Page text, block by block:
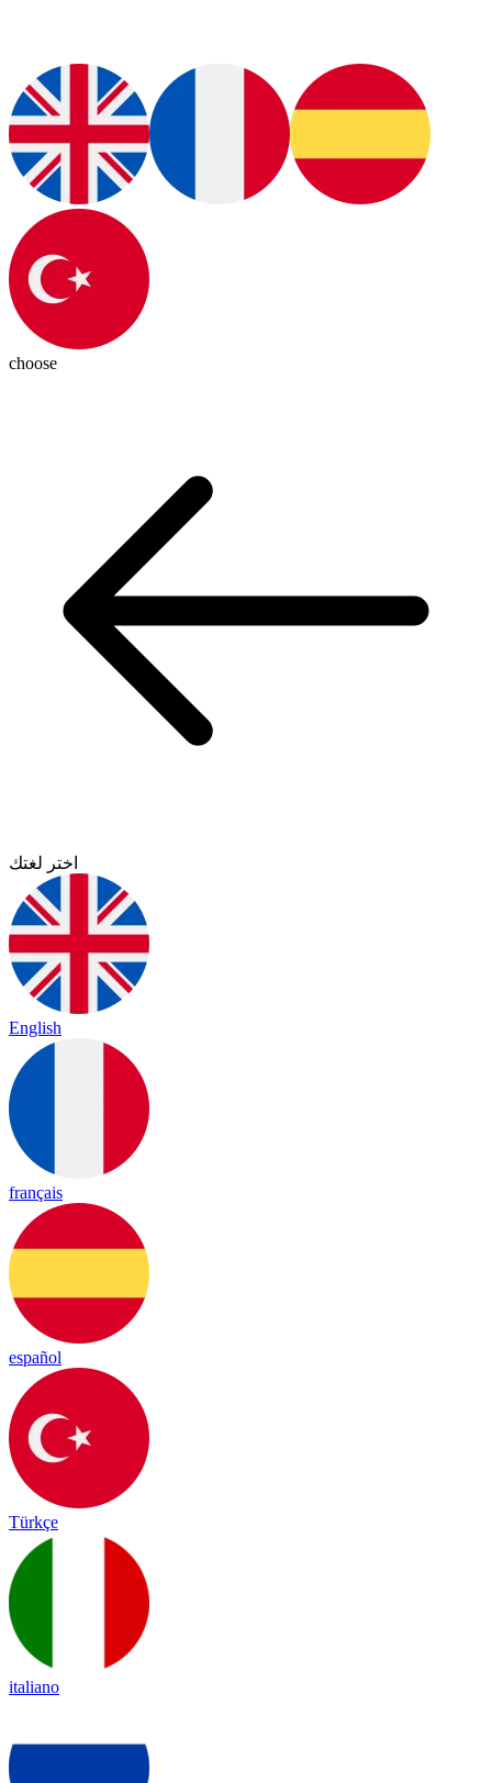
choose
اختر لغتك
English
français
español
Türkçe
italiano